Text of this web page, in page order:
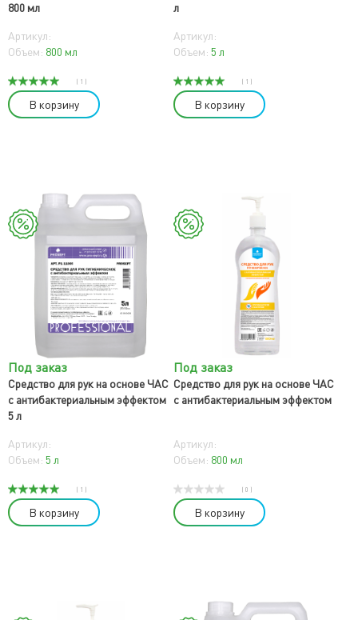
800 мл
Артикул:
Объем: 800 мл
( 1 )
В корзину
л
Артикул:
Объем: 5 л
( 1 )
В корзину
Под заказ
Средство для рук на основе ЧАС
с антибактериальным эффектом
5 л
Артикул:
Объем: 5 л
( 1 )
В корзину
Под заказ
Средство для рук на основе ЧАС
с антибактериальным эффектом
Артикул:
Объем: 800 мл
( 0 )
В корзину